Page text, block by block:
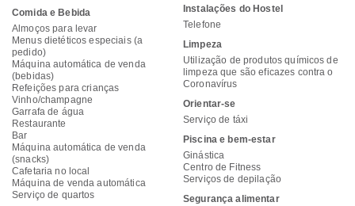
Comida e Bebida
Almoços para levar
Menus dietéticos especiais (a
pedido)
Máquina automática de venda
(bebidas)
Refeições para crianças
Vinho/champagne
Garrafa de água
Restaurante
Bar
Máquina automática de venda
(snacks)
Cafetaria no local
Máquina de venda automática
Serviço de quartos
Instalações do Hostel
Telefone
Limpeza
Utilização de produtos químicos de
limpeza que são eficazes contra o
Coronavírus
Orientar-se
Serviço de táxi
Piscina e bem-estar
Ginástica
Centro de Fitness
Serviços de depilação
Segurança alimentar